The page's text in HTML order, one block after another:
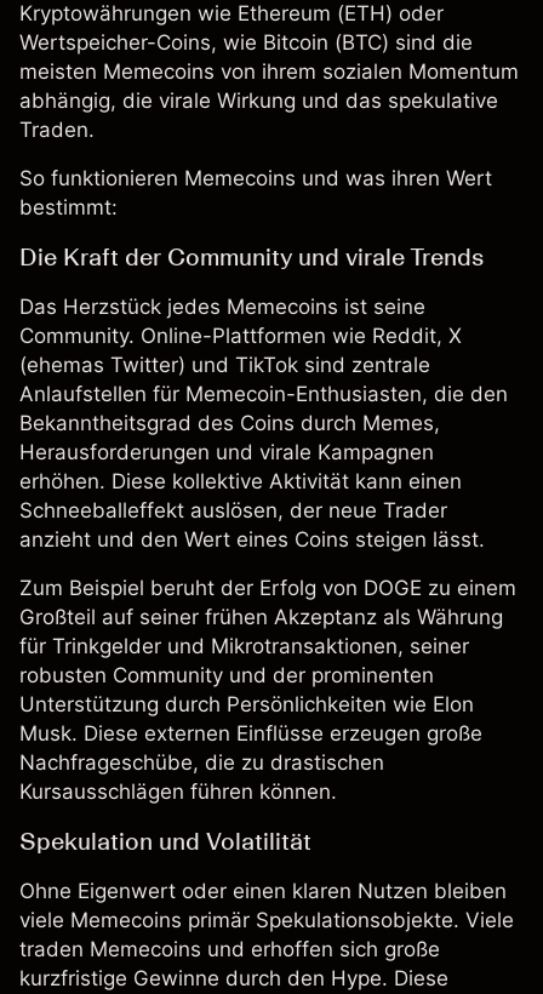
Kryptowährungen wie Ethereum (ETH) oder
Wertspeicher-Coins, wie Bitcoin (BTC) sind die
meisten Memecoins von ihrem sozialen Momentum
abhängig, die virale Wirkung und das spekulative
Traden.
So funktionieren Memecoins und was ihren Wert
bestimmt:
Die Kraft der Community und virale Trends
Das Herzstück jedes Memecoins ist seine
Community. Online-Plattformen wie Reddit, X
(ehemas Twitter) und TikTok sind zentrale
Anlaufstellen für Memecoin-Enthusiasten, die den
Bekanntheitsgrad des Coins durch Memes,
Herausforderungen und virale Kampagnen
erhöhen. Diese kollektive Aktivität kann einen
Schneeballeffekt auslösen, der neue Trader
anzieht und den Wert eines Coins steigen lässt.
Zum Beispiel beruht der Erfolg von DOGE zu einem
Großteil auf seiner frühen Akzeptanz als Währung
für Trinkgelder und Mikrotransaktionen, seiner
robusten Community und der prominenten
Unterstützung durch Persönlichkeiten wie Elon
Musk. Diese externen Einflüsse erzeugen große
Nachfrageschübe, die zu drastischen
Kursausschlägen führen können.
Spekulation und Volatilität
Ohne Eigenwert oder einen klaren Nutzen bleiben
viele Memecoins primär Spekulationsobjekte. Viele
traden Memecoins und erhoffen sich große
kurzfristige Gewinne durch den Hype. Diese